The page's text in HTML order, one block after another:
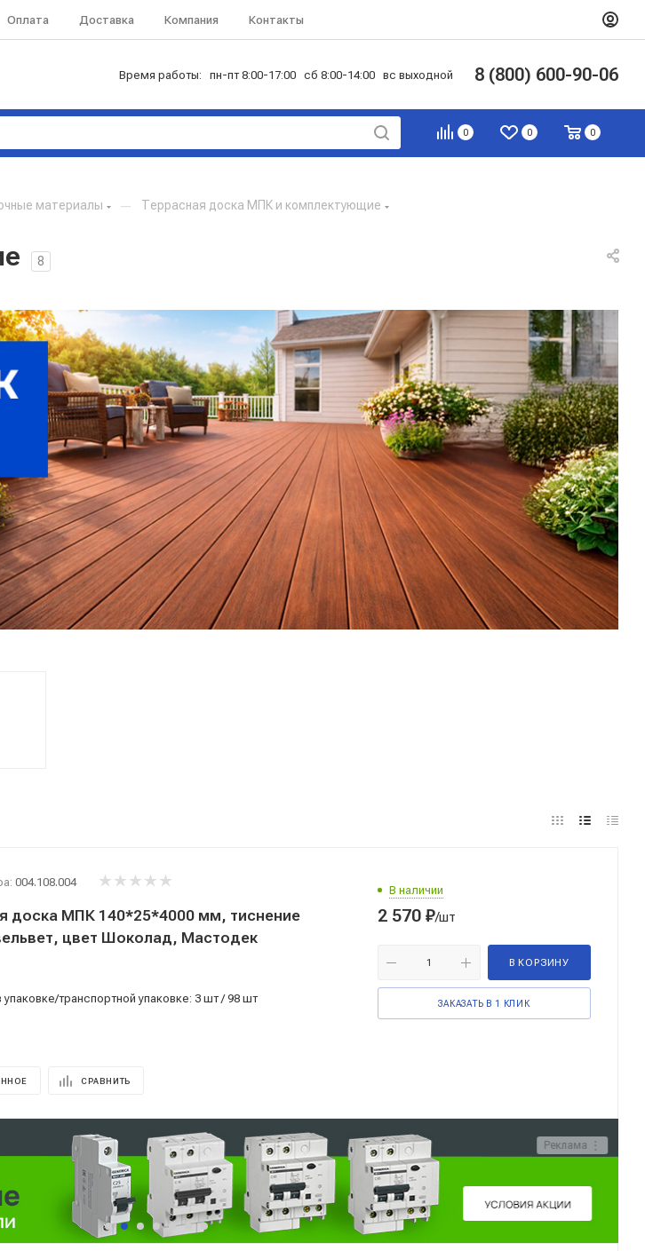
Оплата Доставка Компания Контакты
Время работы: пн-пт 8:00-17:00 сб 8:00-14:00 вс выходной 8 (800) 600-90-06
0 0 0
материалы — Террасная доска МПК и комплектующие
8
004.108.004
доска МПК 140*25*4000 мм, тиснение
цвет Шоколад, Мастодек
транспортной упаковке: 3 шт / 98 шт
СРАВНИТЬ
В наличии
2 570 ₽/шт
В КОРЗИНУ
ЗАКАЗАТЬ В 1 КЛИК
Реклама ⋮